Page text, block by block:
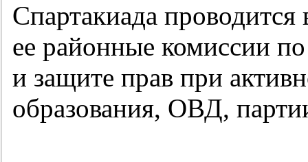
Спартакиада
ее районные комиссии
и защите прав при
образования, ОВД,